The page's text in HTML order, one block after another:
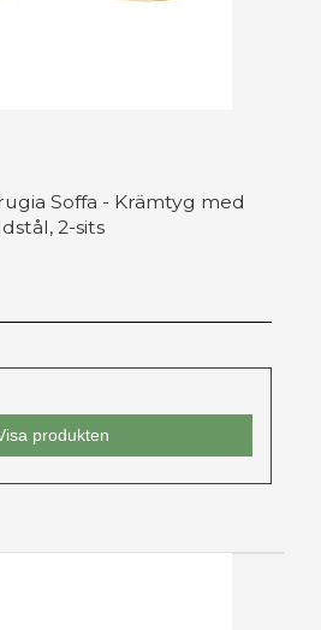
Soffa - Krämtyg med
2-sits
produkten